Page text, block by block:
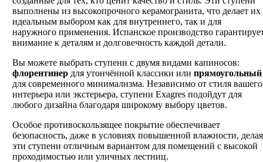
выполнены из высокопрочного керамогранита, что делает их
идеальным выбором как для внутреннего, так и для
наружного применения. Испанское производство
внимание к деталям и долговечность каждой детали.
Вы можете выбрать ступени с двумя видами капиносов:
флорентинердля утончённой классики или прямоугольный
для современного минимализма. Независимо от стиля вашего
интерьера или экстерьера, ступени Exagres подойдут для
любого дизайна благодаря широкому выбору цветов.
Особое противоскользящее покрытие обеспечивает
безопасность, даже в условиях повышенной влажности, делая
эти ступени отличным вариантом для помещений с высокой
проходимостью или уличных лестниц.